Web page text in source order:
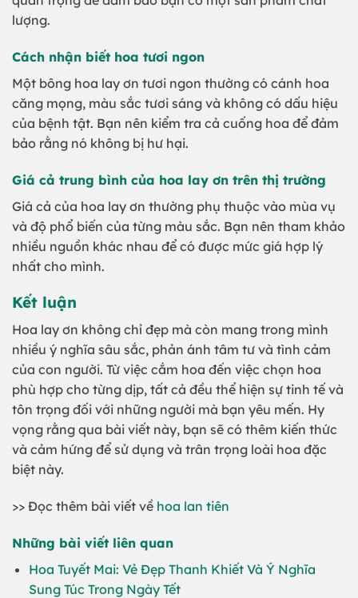
lượng.
Cách nhận biết hoa tươi ngon
Một bông hoa lay ơn tươi ngon thường có cánh hoa
căng mọng, màu sắc tươi sáng và không có dấu hiệu
của bệnh tật. Bạn nên kiểm tra cả cuống hoa để đảm
bảo rằng nó không bị hư hại.
Giá cả trung bình của hoa lay ơn trên thị trường
Giá cả của hoa lay ơn thường phụ thuộc vào mùa vụ
và độ phổ biến của từng màu sắc. Bạn nên tham khảo
nhiều nguồn khác nhau để có được mức giá hợp lý
nhất cho mình.
Kết luận
Hoa lay ơn không chỉ đẹp mà còn mang trong mình
nhiều ý nghĩa sâu sắc, phản ánh tâm tư và tình cảm
của con người. Từ việc cắm hoa đến việc chọn hoa
phù hợp cho từng dịp, tất cả đều thể hiện sự tinh tế và
tôn trọng đối với những người mà bạn yêu mến. Hy
vọng rằng qua bài viết này, bạn sẽ có thêm kiến thức
và cảm hứng để sử dụng và trân trọng loài hoa đặc
biệt này.
>> Đọc thêm bài viết về hoa lan tiên
Những bài viết liên quan
Hoa Tuyết Mai: Vẻ Đẹp Thanh Khiết Và Ý Nghĩa
Sung Túc Trong Ngày Tết